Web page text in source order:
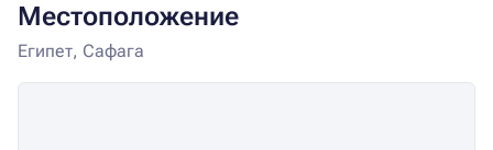
Местоположение
Египет, Сафага